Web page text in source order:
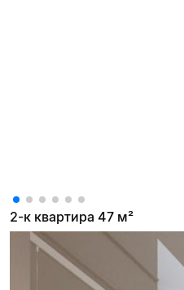
2-к квартира 47 м²